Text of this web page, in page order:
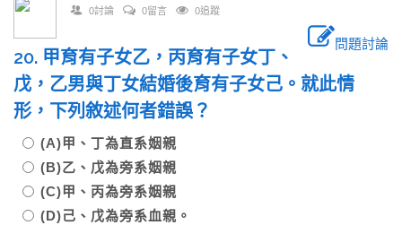
0討論 0留言 0追蹤
問題討論
20. 甲育有子女乙，丙育有子女丁、
戊，乙男與丁女結婚後育有子女己。就此情
形，下列敘述何者錯誤？
(A)甲、丁為直系姻親
(B)乙、戊為旁系姻親
(C)甲、丙為旁系姻親
(D)己、戊為旁系血親。